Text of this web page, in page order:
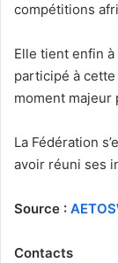
compétitions
Elle tient enfin à
participé à
moment majeur
La Fédération
avoir réuni ses
Source :
Contacts